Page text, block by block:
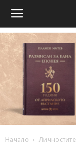
Начало Личностите